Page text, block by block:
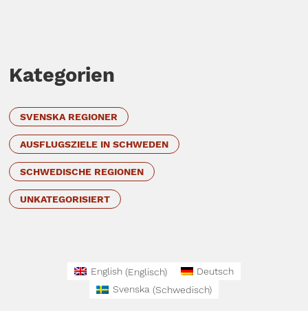
Kategorien
SVENSKA REGIONER
AUSFLUGSZIELE IN SCHWEDEN
SCHWEDISCHE REGIONEN
UNKATEGORISIERT
English(Englisch)
Deutsch
Svenska(Schwedisch)